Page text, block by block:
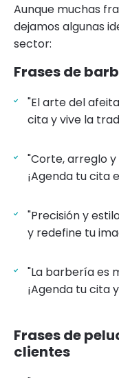
Aunque muchas
dejamos algunas
sector:
Frases de
"El arte del
cita y vive la
"Corte, arreglo
¡Agenda tu cita
"Precisión y
y redefine tu
"La barbería es
¡Agenda tu cita
Frases de
clientes